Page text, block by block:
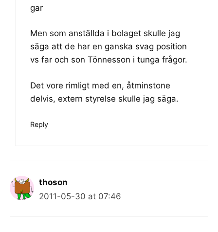
gar
Men som anställda i bolaget skulle jag
säga att de har en ganska svag position
vs far och son Tönnesson i tunga frågor.
Det vore rimligt med en, åtminstone
delvis, extern styrelse skulle jag säga.
Reply
thoson
2011-05-30 at 07:46